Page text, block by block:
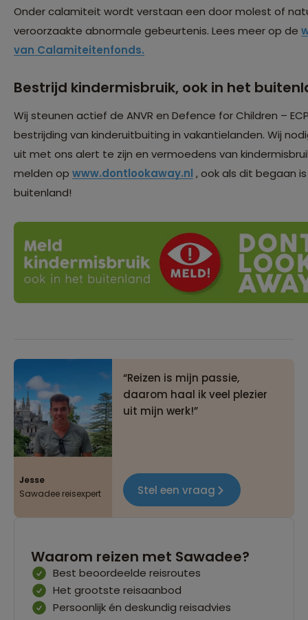
Jesse
Sawadee reisexpert
Reizen is mijn passie,
daarom haal ik veel plezier
uit mijn werk!
Stel een vraag
Waarom reizen met Sawadee?
Best beoordeelde reisroutes
Het grootste reisaanbod
Persoonlijk én deskundig reisadvies
Onder calamiteit wordt verstaan een door molest of
veroorzaakte abnormale gebeurtenis. Lees meer op de
van Calamiteitenfonds.
Bestrijd kindermisbruik, ook in het
Wij steunen actief de ANVR en Defence for Children –
bestrijding van kinderuitbuiting in vakantielanden. Wij
uit met ons alert te zijn en vermoedens van
melden op www.dontlookaway.nl , ook als dit begaan
buitenland!